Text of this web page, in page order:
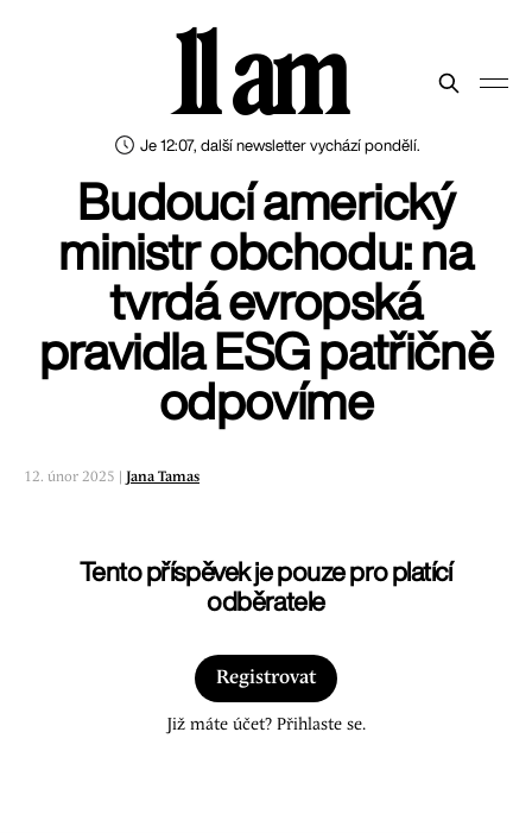
Je 12:07, další newsletter vychází pondělí.
11 am
Budoucí americký
ministr obchodu: na
tvrdá evropská
pravidla ESG patřičně
odpovíme
12. únor 2025 | Jana Tamas
Tento příspěvek je pouze pro platící
odběratele
Registrovat
Již máte účet? Přihlaste se.